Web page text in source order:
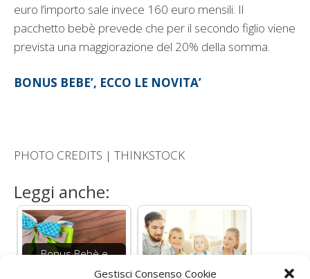
Gestisci Consenso Cookie
euro l’importo sale invece 160 euro mensili. Il
pacchetto bebè prevede che per il secondo figlio viene
prevista una maggiorazione del 20% della somma.
BONUS BEBE’, ECCO LE NOVITA’
PHOTO CREDITS | THINKSTOCK
Leggi anche:
Bonus Bebè e
Bonus Mamma
Bonus figli a carico,